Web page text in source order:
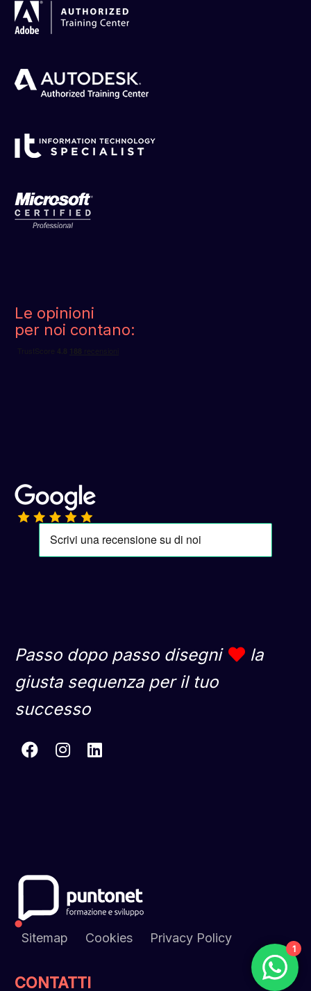
Le opinioni
per noi contano:
Passo dopo passo disegni
la
giusta sequenza per il tuo
successo
Sitemap Cookies Privacy Policy
CONTATTI
1